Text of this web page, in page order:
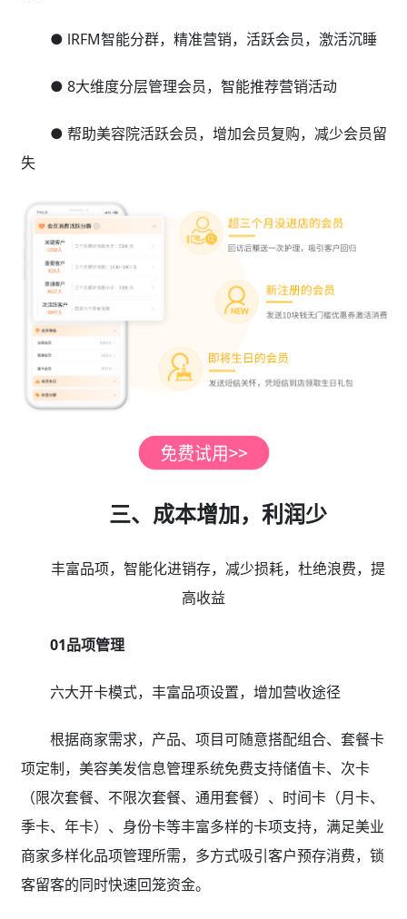
● lRFM智能分群，精准营销，活跃会员，激活沉睡
● 8大维度分层管理会员，智能推荐营销活动
● 帮助美容院活跃会员，增加会员复购，减少会员留
失
三、成本增加，利润少
丰富品项，智能化进销存，减少损耗，杜绝浪费，提
高收益
01品项管理
六大开卡模式，丰富品项设置，增加营收途径
根据商家需求，产品、项目可随意搭配组合、套餐卡
项定制，美容美发信息管理系统免费支持储值卡、次卡
（限次套餐、不限次套餐、通用套餐）、时间卡（月卡、
季卡、年卡）、身份卡等丰富多样的卡项支持，满足美业
商家多样化品项管理所需，多方式吸引客户预存消费，锁
客留客的同时快速回笼资金。